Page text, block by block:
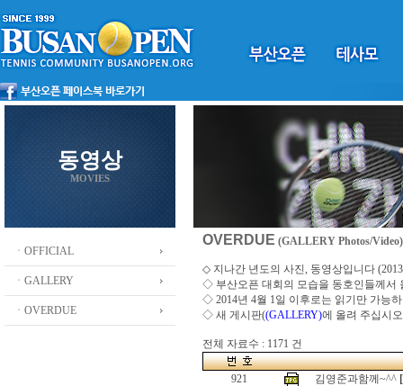
동영상
MOVIES
ㆍOFFICIAL
ㆍGALLERY
ㆍOVERDUE
OVERDUE (GALLERY Photos/Video)
◇ 지나간 년도의 사진, 동영상입니다
◇ 부산오픈 대회의 모습을 동호인들께서
◇ 2014년 4월 1일 이후로는 읽기만 가능
◇ 새 게시판((GALLERY)에 올려 주십시오
전체 자료수 : 1171 건
921 김영준과함께~^^